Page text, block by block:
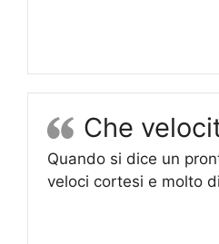
Che
Quando si dice un
veloci cortesi e molto